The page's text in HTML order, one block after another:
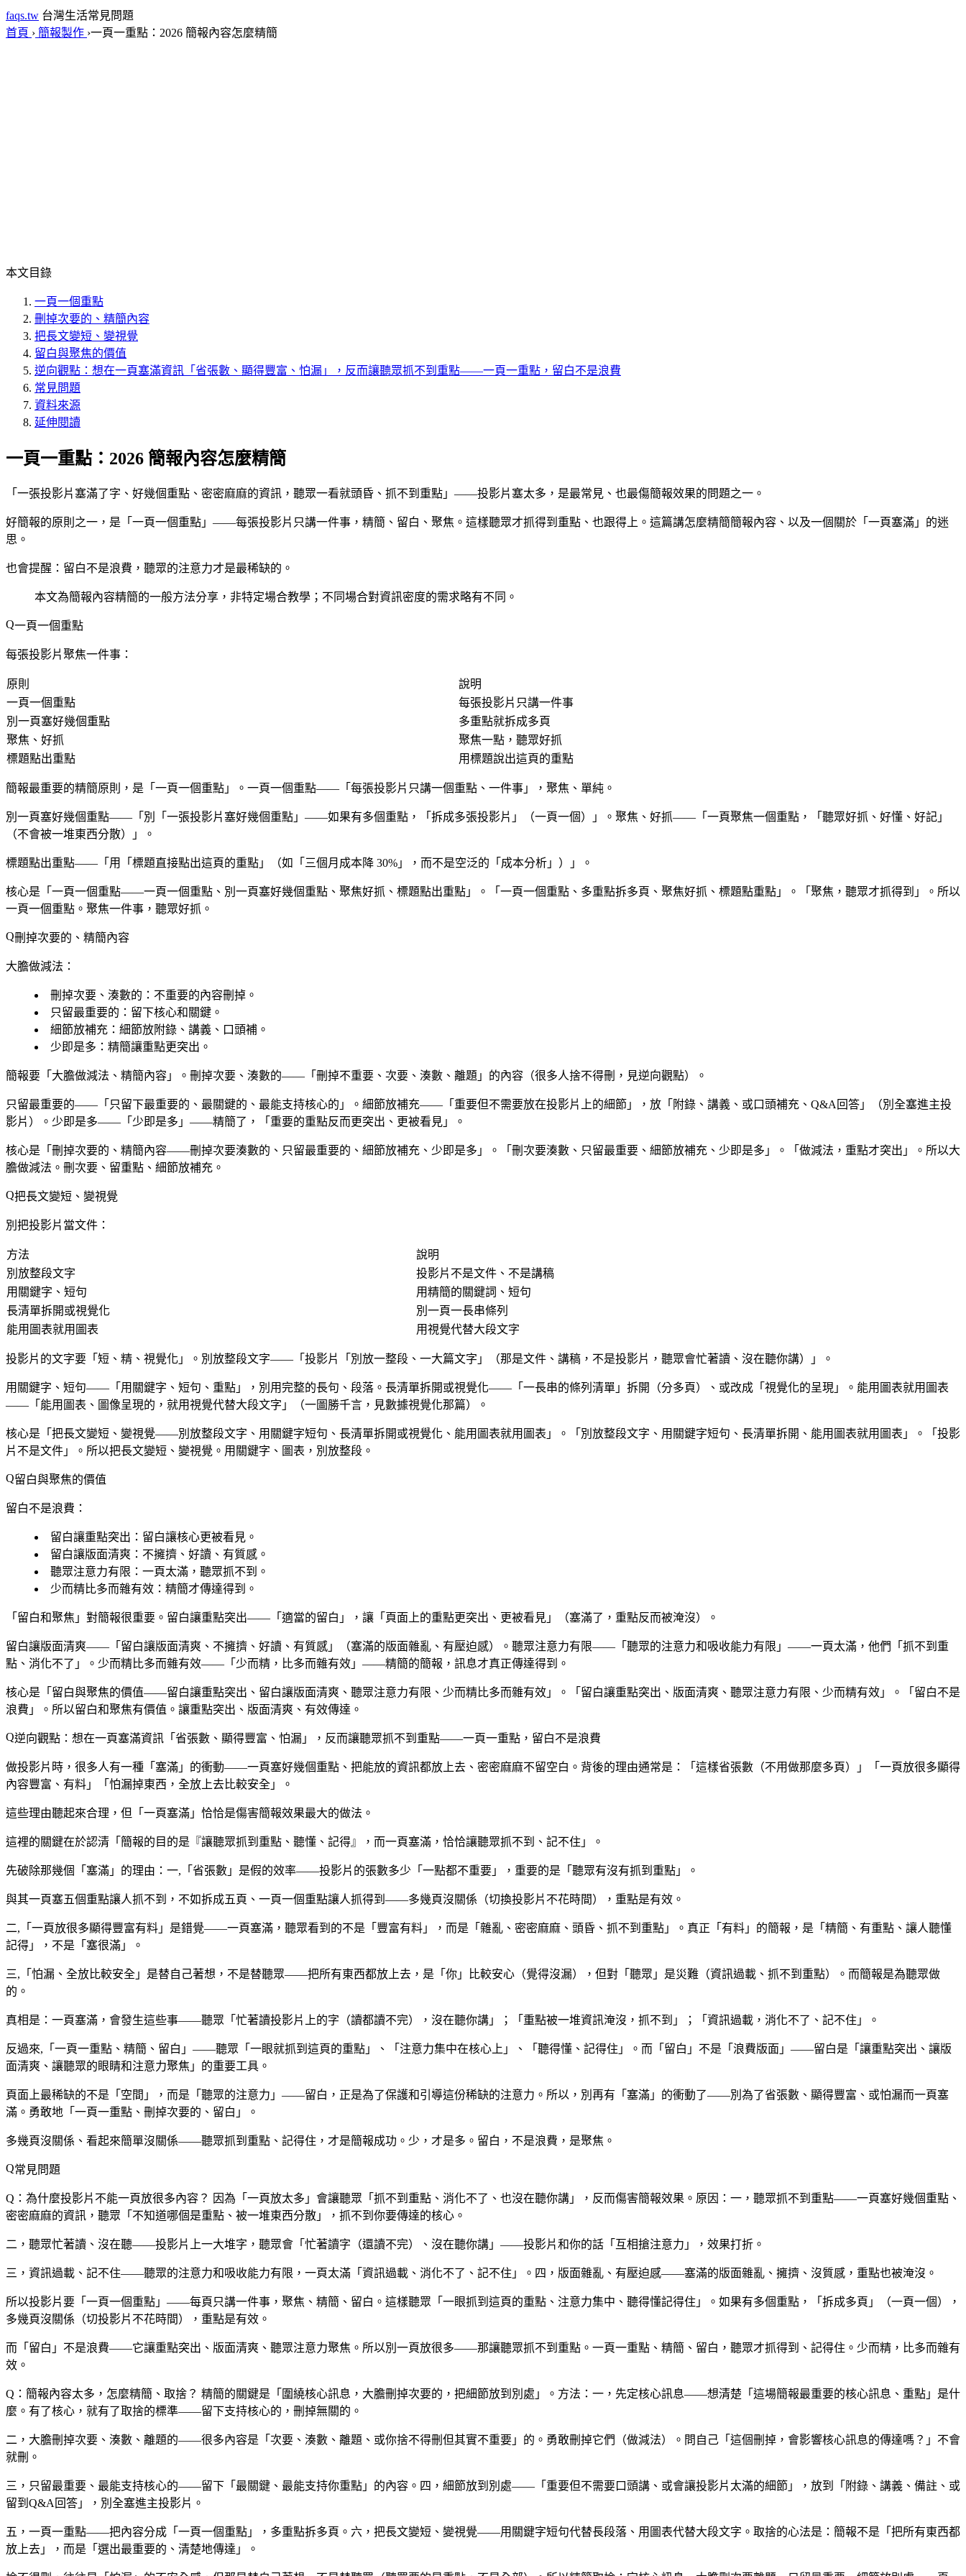
faqs.tw 台灣生活常見問題
首頁 › 簡報製作 ›一頁一重點：2026 簡報內容怎麼精簡
本文目錄
一頁一個重點
刪掉次要的、精簡內容
把長文變短、變視覺
留白與聚焦的價值
逆向觀點：想在一頁塞滿資訊「省張數、顯得豐富、怕漏」，反而讓聽眾抓不到重點——一頁一重點，留白不是浪費
常見問題
資料來源
延伸閱讀
一頁一重點：2026 簡報內容怎麼精簡
「一張投影片塞滿了字、好幾個重點、密密麻麻的資訊，聽眾一看就頭昏、抓不到重點」——投影片塞太多，是最常見、也最傷簡報效果的問題之一。
好簡報的原則之一，是「一頁一個重點」——每張投影片只講一件事，精簡、留白、聚焦。這樣聽眾才抓得到重點、也跟得上。這篇講怎麼精簡簡報內容、以及一個關於「一頁塞滿」的迷
思。
也會提醒：留白不是浪費，聽眾的注意力才是最稀缺的。
本文為簡報內容精簡的一般方法分享，非特定場合教學；不同場合對資訊密度的需求略有不同。
一頁一個重點
每張投影片聚焦一件事：
原則
說明
一頁一個重點
每張投影片只講一件事
別一頁塞好幾個重點
多重點就拆成多頁
聚焦、好抓
聚焦一點，聽眾好抓
標題點出重點
用標題說出這頁的重點
簡報最重要的精簡原則，是「一頁一個重點」。一頁一個重點——「每張投影片只講一個重點、一件事」，聚焦、單純。
別一頁塞好幾個重點——「別「一張投影片塞好幾個重點」——如果有多個重點，「拆成多張投影片」（一頁一個）」。聚焦、好抓——「一頁聚焦一個重點，「聽眾好抓、好懂、好記」
（不會被一堆東西分散）」。
標題點出重點——「用「標題直接點出這頁的重點」（如「三個月成本降 30%」，而不是空泛的「成本分析」）」。
核心是「一頁一個重點——一頁一個重點、別一頁塞好幾個重點、聚焦好抓、標題點出重點」。「一頁一個重點、多重點拆多頁、聚焦好抓、標題點重點」。「聚焦，聽眾才抓得到」。所以
一頁一個重點。聚焦一件事，聽眾好抓。
刪掉次要的、精簡內容
大膽做減法：
刪掉次要、湊數的 ：不重要的內容刪掉。
只留最重要的 ：留下核心和關鍵。
細節放補充 ：細節放附錄、講義、口頭補。
少即是多 ：精簡讓重點更突出。
簡報要「大膽做減法、精簡內容」。刪掉次要、湊數的——「刪掉不重要、次要、湊數、離題」的內容（很多人捨不得刪，見逆向觀點）。
只留最重要的——「只留下最重要的、最關鍵的、最能支持核心的」。細節放補充——「重要但不需要放在投影片上的細節」，放「附錄、講義、或口頭補充、Q&A回答」（別全塞進主投
影片）。少即是多——「少即是多」——精簡了，「重要的重點反而更突出、更被看見」。
核心是「刪掉次要的、精簡內容——刪掉次要湊數的、只留最重要的、細節放補充、少即是多」。「刪次要湊數、只留最重要、細節放補充、少即是多」。「做減法，重點才突出」。所以大
膽做減法。刪次要、留重點、細節放補充。
把長文變短、變視覺
別把投影片當文件：
方法
說明
別放整段文字
投影片不是文件、不是講稿
用關鍵字、短句
用精簡的關鍵詞、短句
長清單拆開或視覺化
別一頁一長串條列
能用圖表就用圖表
用視覺代替大段文字
投影片的文字要「短、精、視覺化」。別放整段文字——「投影片「別放一整段、一大篇文字」（那是文件、講稿，不是投影片，聽眾會忙著讀、沒在聽你講）」。
用關鍵字、短句——「用關鍵字、短句、重點」，別用完整的長句、段落。長清單拆開或視覺化——「一長串的條列清單」拆開（分多頁）、或改成「視覺化的呈現」。能用圖表就用圖表
——「能用圖表、圖像呈現的，就用視覺代替大段文字」（一圖勝千言，見數據視覺化那篇）。
核心是「把長文變短、變視覺——別放整段文字、用關鍵字短句、長清單拆開或視覺化、能用圖表就用圖表」。「別放整段文字、用關鍵字短句、長清單拆開、能用圖表就用圖表」。「投影
片不是文件」。所以把長文變短、變視覺。用關鍵字、圖表，別放整段。
留白與聚焦的價值
留白不是浪費：
留白讓重點突出 ：留白讓核心更被看見。
留白讓版面清爽 ：不擁擠、好讀、有質感。
聽眾注意力有限 ：一頁太滿，聽眾抓不到。
少而精比多而雜有效 ：精簡才傳達得到。
「留白和聚焦」對簡報很重要。留白讓重點突出——「適當的留白」，讓「頁面上的重點更突出、更被看見」（塞滿了，重點反而被淹沒）。
留白讓版面清爽——「留白讓版面清爽、不擁擠、好讀、有質感」（塞滿的版面雜亂、有壓迫感）。聽眾注意力有限——「聽眾的注意力和吸收能力有限」——一頁太滿，他們「抓不到重
點、消化不了」。少而精比多而雜有效——「少而精，比多而雜有效」——精簡的簡報，訊息才真正傳達得到。
核心是「留白與聚焦的價值——留白讓重點突出、留白讓版面清爽、聽眾注意力有限、少而精比多而雜有效」。「留白讓重點突出、版面清爽、聽眾注意力有限、少而精有效」。「留白不是
浪費」。所以留白和聚焦有價值。讓重點突出、版面清爽、有效傳達。
逆向觀點：想在一頁塞滿資訊「省張數、顯得豐富、怕漏」，反而讓聽眾抓不到重點——一頁一重點，留白不是浪費
做投影片時，很多人有一種「塞滿」的衝動——一頁塞好幾個重點、把能放的資訊都放上去、密密麻麻不留空白。背後的理由通常是：「這樣省張數（不用做那麼多頁）」「一頁放很多顯得
內容豐富、有料」「怕漏掉東西，全放上去比較安全」。
這些理由聽起來合理，但「一頁塞滿」恰恰是傷害簡報效果最大的做法。
這裡的關鍵在於認清「簡報的目的是『讓聽眾抓到重點、聽懂、記得』，而一頁塞滿，恰恰讓聽眾抓不到、記不住」。
先破除那幾個「塞滿」的理由：一,「省張數」是假的效率——投影片的張數多少「一點都不重要」，重要的是「聽眾有沒有抓到重點」。
與其一頁塞五個重點讓人抓不到，不如拆成五頁、一頁一個重點讓人抓得到——多幾頁沒關係（切換投影片不花時間），重點是有效。
二,「一頁放很多顯得豐富有料」是錯覺——一頁塞滿，聽眾看到的不是「豐富有料」，而是「雜亂、密密麻麻、頭昏、抓不到重點」。真正「有料」的簡報，是「精簡、有重點、讓人聽懂
記得」，不是「塞很滿」。
三,「怕漏、全放比較安全」是替自己著想，不是替聽眾——把所有東西都放上去，是「你」比較安心（覺得沒漏），但對「聽眾」是災難（資訊過載、抓不到重點）。而簡報是為聽眾做
的。
真相是：一頁塞滿，會發生這些事——聽眾「忙著讀投影片上的字（讀都讀不完），沒在聽你講」；「重點被一堆資訊淹沒，抓不到」；「資訊過載，消化不了、記不住」。
反過來,「一頁一重點、精簡、留白」——聽眾「一眼就抓到這頁的重點」、「注意力集中在核心上」、「聽得懂、記得住」。而「留白」不是「浪費版面」——留白是「讓重點突出、讓版
面清爽、讓聽眾的眼睛和注意力聚焦」的重要工具。
頁面上最稀缺的不是「空間」，而是「聽眾的注意力」——留白，正是為了保護和引導這份稀缺的注意力。所以，別再有「塞滿」的衝動了——別為了省張數、顯得豐富、或怕漏而一頁塞
滿。勇敢地「一頁一重點、刪掉次要的、留白」。
多幾頁沒關係、看起來簡單沒關係——聽眾抓到重點、記得住，才是簡報成功。少，才是多。留白，不是浪費，是聚焦。
常見問題
Q：為什麼投影片不能一頁放很多內容？
因為「一頁放太多」會讓聽眾「抓不到重點、消化不了、也沒在聽你講」，反而傷害簡報效果。原因：一，聽眾抓不到重點——一頁塞好幾個重點、
密密麻麻的資訊，聽眾「不知道哪個是重點、被一堆東西分散」，抓不到你要傳達的核心。
二，聽眾忙著讀、沒在聽——投影片上一大堆字，聽眾會「忙著讀字（還讀不完）、沒在聽你講」——投影片和你的話「互相搶注意力」，效果打折。
三，資訊過載、記不住——聽眾的注意力和吸收能力有限，一頁太滿「資訊過載、消化不了、記不住」。四，版面雜亂、有壓迫感——塞滿的版面雜亂、擁擠、沒質感，重點也被淹沒。
所以投影片要「一頁一個重點」——每頁只講一件事，聚焦、精簡、留白。這樣聽眾「一眼抓到這頁的重點、注意力集中、聽得懂記得住」。如果有多個重點，「拆成多頁」（一頁一個），
多幾頁沒關係（切投影片不花時間），重點是有效。
而「留白」不是浪費——它讓重點突出、版面清爽、聽眾注意力聚焦。所以別一頁放很多——那讓聽眾抓不到重點。一頁一重點、精簡、留白，聽眾才抓得到、記得住。少而精，比多而雜有
效。
Q：簡報內容太多，怎麼精簡、取捨？ 精簡的關鍵是「圍繞核心訊息，大膽刪掉次要的，把細節放到別處」。方法：一，先定核心訊息——想清楚「這場簡報最重要的核心訊息、重點」是什
麼。有了核心，就有了取捨的標準——留下支持核心的，刪掉無關的。
二，大膽刪掉次要、湊數、離題的——很多內容是「次要、湊數、離題、或你捨不得刪但其實不重要」的。勇敢刪掉它們（做減法）。問自己「這個刪掉，會影響核心訊息的傳達嗎？」不會
就刪。
三，只留最重要、最能支持核心的——留下「最關鍵、最能支持你重點」的內容。四，細節放到別處——「重要但不需要口頭講、或會讓投影片太滿的細節」，放到「附錄、講義、備註、或
留到Q&A回答」，別全塞進主投影片。
五，一頁一重點——把內容分成「一頁一個重點」，多重點拆多頁。六，把長文變短、變視覺——用關鍵字短句代替長段落、用圖表代替大段文字。取捨的心法是：簡報不是「把所有東西都
放上去」，而是「選出最重要的、清楚地傳達」。